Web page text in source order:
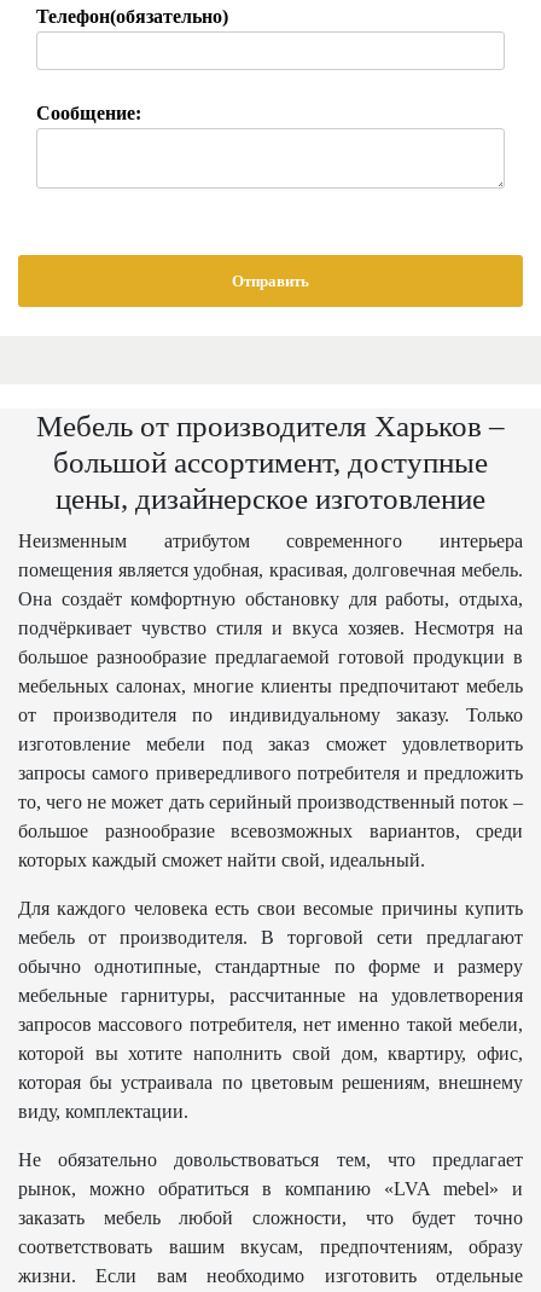
Телефон(обязательно)
Сообщение:
Мебель от производителя Харьков –
большой ассортимент, доступные
цены, дизайнерское изготовление
Неизменным атрибутом современного интерьера
помещения является удобная, красивая, долговечная мебель.
Она создаёт комфортную обстановку для работы, отдыха,
подчёркивает чувство стиля и вкуса хозяев. Несмотря на
большое разнообразие предлагаемой готовой продукции в
мебельных салонах, многие клиенты предпочитают мебель
от производителя по индивидуальному заказу. Только
изготовление мебели под заказ сможет удовлетворить
запросы самого привередливого потребителя и предложить
то, чего не может дать серийный производственный поток –
большое разнообразие всевозможных вариантов, среди
которых каждый сможет найти свой, идеальный.
Для каждого человека есть свои весомые причины купить
мебель от производителя. В торговой сети предлагают
обычно однотипные, стандартные по форме и размеру
мебельные гарнитуры, рассчитанные на удовлетворения
запросов массового потребителя, нет именно такой мебели,
которой вы хотите наполнить свой дом, квартиру, офис,
которая бы устраивала по цветовым решениям, внешнему
виду, комплектации.
Не обязательно довольствоваться тем, что предлагает
рынок, можно обратиться в компанию «LVA mebel» и
заказать мебель любой сложности, что будет точно
соответствовать вашим вкусам, предпочтениям, образу
жизни. Если вам необходимо изготовить отдельные